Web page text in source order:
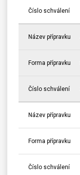
Číslo schválení
Název přípravku
Forma přípravku
Číslo schválení
Název přípravku
Forma přípravku
Číslo schválení